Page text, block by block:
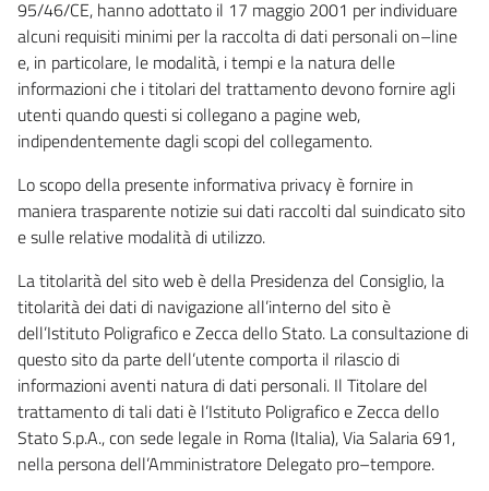
95/46/CE, hanno adottato il 17 maggio 2001 per individuare
alcuni requisiti minimi per la raccolta di dati personali on–line
e, in particolare, le modalità, i tempi e la natura delle
informazioni che i titolari del trattamento devono fornire agli
utenti quando questi si collegano a pagine web,
indipendentemente dagli scopi del collegamento.
Lo scopo della presente informativa privacy è fornire in
maniera trasparente notizie sui dati raccolti dal suindicato sito
e sulle relative modalità di utilizzo.
La titolarità del sito web è della Presidenza del Consiglio, la
titolarità dei dati di navigazione all’interno del sito è
dell’Istituto Poligrafico e Zecca dello Stato. La consultazione di
questo sito da parte dell’utente comporta il rilascio di
informazioni aventi natura di dati personali. Il Titolare del
trattamento di tali dati è l’Istituto Poligrafico e Zecca dello
Stato S.p.A., con sede legale in Roma (Italia), Via Salaria 691,
nella persona dell’Amministratore Delegato pro–tempore.